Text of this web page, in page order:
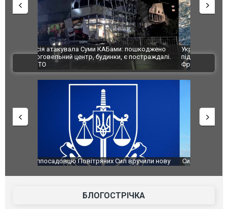
Українські надзвичайники врятували козуленя
під час ліквідації масштабної лісової пожежі у
Франції
СБУ за
Болгарії
ВІДЕО
Сили оборони уразили Ярославський НПЗ:
атаку. ВІДЕО
Неймар
БЛОГОСТРІЧКА